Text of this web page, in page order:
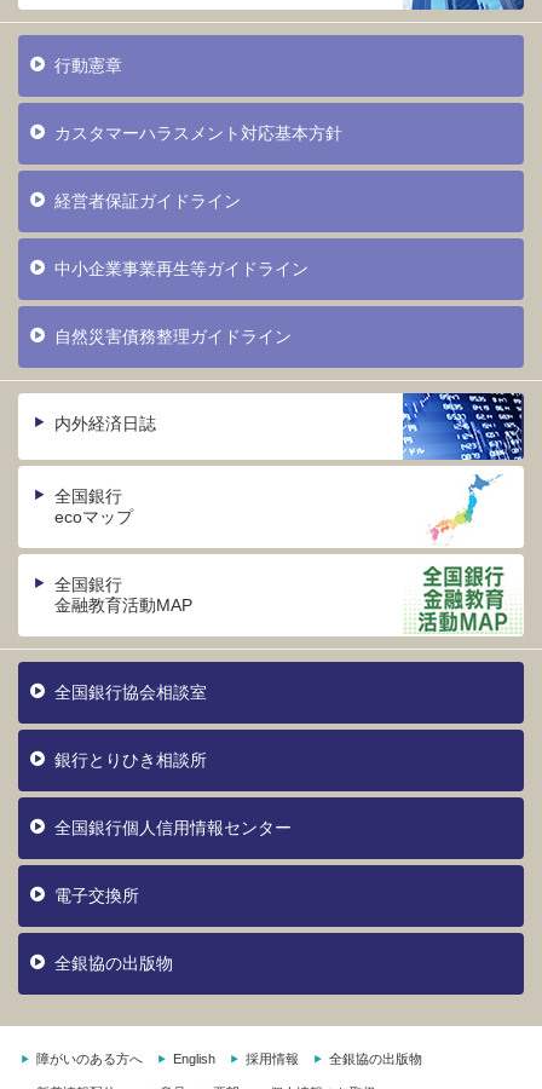
行動憲章
カスタマーハラスメント対応基本方針
経営者保証ガイドライン
中小企業事業再生等ガイドライン
自然災害債務整理ガイドライン
内外経済日誌
全国銀行
ecoマップ
全国銀行
金融教育活動MAP
全国銀行協会相談室
銀行とりひき相談所
全国銀行個人信用情報センター
電子交換所
全銀協の出版物
障がいのある方へ English 採用情報 全銀協の出版物